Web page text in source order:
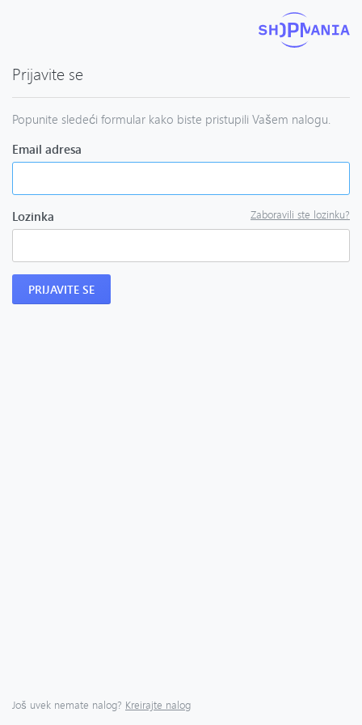
Prijavite se
Popunite sledeći formular kako biste pristupili Vašem nalogu.
Email adresa
Lozinka Zaboravili ste lozinku?
PRIJAVITE SE
Još uvek nemate nalog? Kreirajte nalog